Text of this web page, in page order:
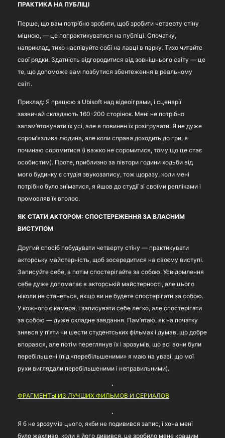
ПРАКТИКА НА ПУБЛІЦІ
Перше, що вам потрібно зробити, щоб зробити четверту стіну
міцною, — це попрактикуватися на публіці. Спочатку,
наприклад, тихо наспівуйте собі на лавці в парку. Тихо читайте
свої рядки. Здатність відгородитися від зовнішнього світу — це
те, що допоможе вам позбутися збентеження в реальному
світі.
Приклад: Я працюю з Ubisoft над відеоіграми, і сценарії
зазвичай складають 160-200 сторінок. Мені не потрібно
запам’ятовувати їх усі, але я повинен їх розігрувати. Я не дуже
сором’язлива людина, але коли справа доходить до гри, я
починаю соромитися (і важко не соромитися, тому що це стає
особистим). Проте, приблизно за півтори години ходьби від
мого будинку є студія звукозапису, тож щоразу, коли мені
потрібно було зніматися, я йшов до студії зі своїми репліками і
промовляв їх вголос.
ЯК СТАТИ АКТОРОМ: СПОСТЕРЕЖЕННЯ ЗА ВЛАСНИМ
ВИСТУПОМ
Другий спосіб побудувати четверту стіну — практикувати
акторську майстерність, щоб зосередитися на своєму виступі.
Записуйте себе, а потім спостерігайте за собою. Усвідомлення
себе дуже допомагає в акторській майстерності, але цього
ніколи не станеться, якщо ви не будете спостерігати за собою.
У кожного є камера, і записувати себе легко, але спостерігати
за собою — дуже складне завдання. Пам’ятаю, як на початку
знявся у п’яти чи шести студентських фільмах і думав, що добре
впорався, але потім переглянув їх і зрозумів, що всі вони були
перебільшені (під «перебільшеними» я маю на увазі, що мої
рухи виглядали перебільшеними і неправильними).
ФРАГМЕНТЫ ИЗ ЛУЧШИХ ФИЛЬМОВ И СЕРИАЛОВ
Я б не зрозумів цього, якби не подивився запис, і хоча мені
було жахливо, коли я його дивився, це зробило мене кращим